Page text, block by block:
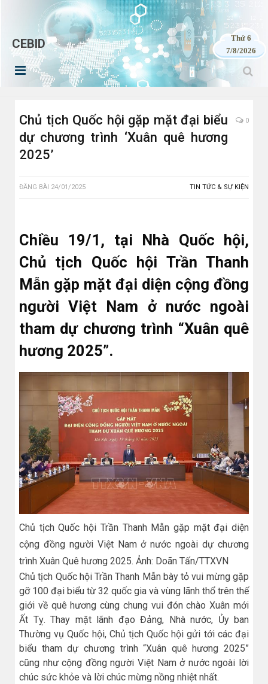
CEBID
Thứ 6
7/8/2026
Chủ tịch Quốc hội gặp mặt đại biểu
dự chương trình ‘Xuân quê hương
2025’
0
ĐĂNG BÀI 24/01/2025 TIN TỨC & SỰ KIỆN
Chiều 19/1, tại Nhà Quốc hội,
Chủ tịch Quốc hội Trần Thanh
Mẫn gặp mặt đại diện cộng đồng
người Việt Nam ở nước ngoài
tham dự chương trình “Xuân quê
hương 2025”.
Chủ tịch Quốc hội Trần Thanh Mẫn gặp mặt đại diện
cộng đồng người Việt Nam ở nước ngoài dự chương
trình Xuân Quê hương 2025. Ảnh: Doãn Tấn/TTXVN
Chủ tịch Quốc hội Trần Thanh Mẫn bày tỏ vui mừng gặp
gỡ 100 đại biểu từ 32 quốc gia và vùng lãnh thổ trên thế
giới về quê hương cùng chung vui đón chào Xuân mới
Ất Tỵ. Thay mặt lãnh đạo Đảng, Nhà nước, Ủy ban
Thường vụ Quốc hội, Chủ tịch Quốc hội gửi tới các đại
biểu tham dự chương trình “Xuân quê hương 2025”
cũng như cộng đồng người Việt Nam ở nước ngoài lời
chúc sức khỏe và lời chúc mừng nồng nhiệt nhất.